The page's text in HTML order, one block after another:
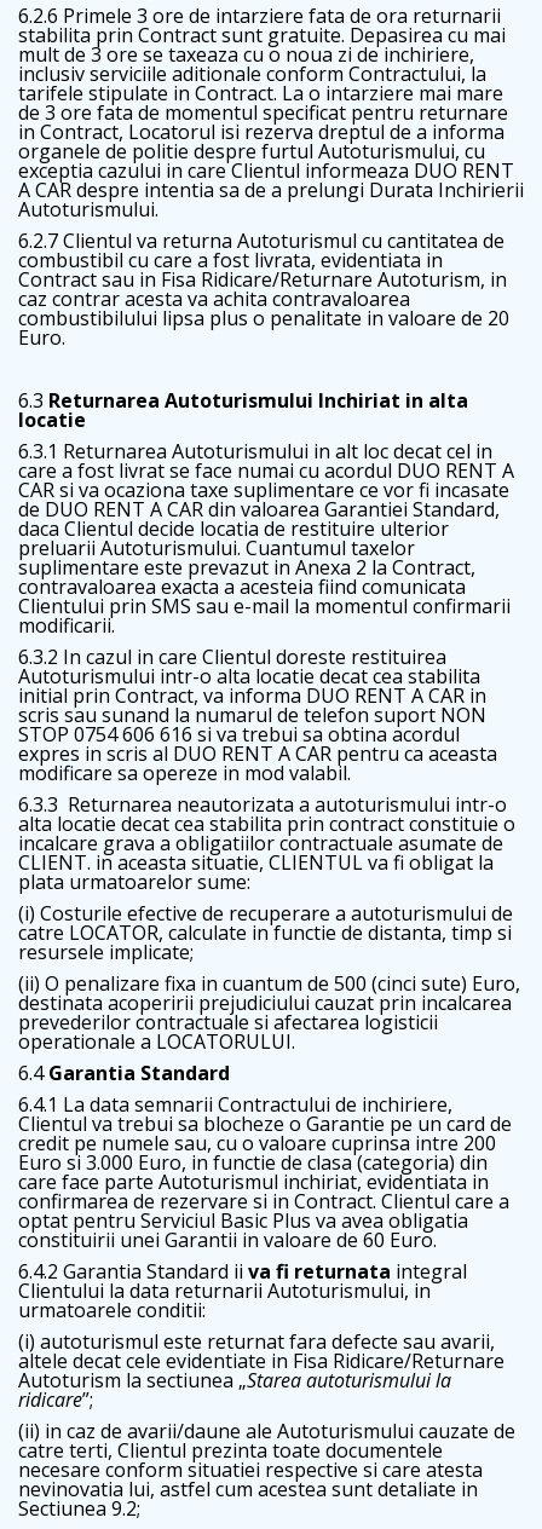
6.2.6 Primele 3 ore de intarziere fata de ora returnarii
stabilita prin Contract sunt gratuite. Depasirea cu mai
mult de 3 ore se taxeaza cu o noua zi de inchiriere,
inclusiv serviciile aditionale conform Contractului, la
tarifele stipulate in Contract. La o intarziere mai mare
de 3 ore fata de momentul specificat pentru returnare
in Contract, Locatorul isi rezerva dreptul de a informa
organele de politie despre furtul Autoturismului, cu
exceptia cazului in care Clientul informeaza DUO RENT
A CAR despre intentia sa de a prelungi Durata Inchirierii
Autoturismului.
6.2.7 Clientul va returna Autoturismul cu cantitatea de
combustibil cu care a fost livrata, evidentiata in
Contract sau in Fisa Ridicare/Returnare Autoturism, in
caz contrar acesta va achita contravaloarea
combustibilului lipsa plus o penalitate in valoare de 20
Euro.
6.3 Returnarea Autoturismului Inchiriat in alta
locatie
6.3.1 Returnarea Autoturismului in alt loc decat cel in
care a fost livrat se face numai cu acordul DUO RENT A
CAR si va ocaziona taxe suplimentare ce vor fi incasate
de DUO RENT A CAR din valoarea Garantiei Standard,
daca Clientul decide locatia de restituire ulterior
preluarii Autoturismului. Cuantumul taxelor
suplimentare este prevazut in Anexa 2 la Contract,
contravaloarea exacta a acesteia fiind comunicata
Clientului prin SMS sau e-mail la momentul confirmarii
modificarii.
6.3.2 In cazul in care Clientul doreste restituirea
Autoturismului intr-o alta locatie decat cea stabilita
initial prin Contract, va informa DUO RENT A CAR in
scris sau sunand la numarul de telefon suport NON
STOP 0754 606 616 si va trebui sa obtina acordul
expres in scris al DUO RENT A CAR pentru ca aceasta
modificare sa opereze in mod valabil.
6.3.3 Returnarea neautorizata a autoturismului intr-o
alta locatie decat cea stabilita prin contract constituie o
incalcare grava a obligatiilor contractuale asumate de
CLIENT. in aceasta situatie, CLIENTUL va fi obligat la
plata urmatoarelor sume:
(i) Costurile efective de recuperare a autoturismului de
catre LOCATOR, calculate in functie de distanta, timp si
resursele implicate;
(ii) O penalizare fixa in cuantum de 500 (cinci sute) Euro,
destinata acoperirii prejudiciului cauzat prin incalcarea
prevederilor contractuale si afectarea logisticii
operationale a LOCATORULUI.
6.4Garantia Standard
6.4.1 La data semnarii Contractului de inchiriere,
Clientul va trebui sa blocheze o Garantie pe un card de
credit pe numele sau, cu o valoare cuprinsa intre 200
Euro si 3.000 Euro, in functie de clasa (categoria) din
care face parte Autoturismul inchiriat, evidentiata in
confirmarea de rezervare si in Contract. Clientul care a
optat pentru Serviciul Basic Plus va avea obligatia
constituirii unei Garantii in valoare de 60 Euro.
6.4.2 Garantia Standard ii va fi returnata integral
Clientului la data returnarii Autoturismului, in
urmatoarele conditii:
(i) autoturismul este returnat fara defecte sau avarii,
altele decat cele evidentiate in Fisa Ridicare/Returnare
Autoturism la sectiunea „Starea autoturismului la
ridicare”;
(ii) in caz de avarii/daune ale Autoturismului cauzate de
catre terti, Clientul prezinta toate documentele
necesare conform situatiei respective si care atesta
nevinovatia lui, astfel cum acestea sunt detaliate in
Sectiunea 9.2;